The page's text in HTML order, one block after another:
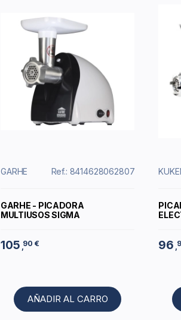
GARHE Ref.: 8414628062807
GARHE - PICADORA
MULTIUSOS SIGMA
105 ,90 €
AÑADIR AL CARRO
96